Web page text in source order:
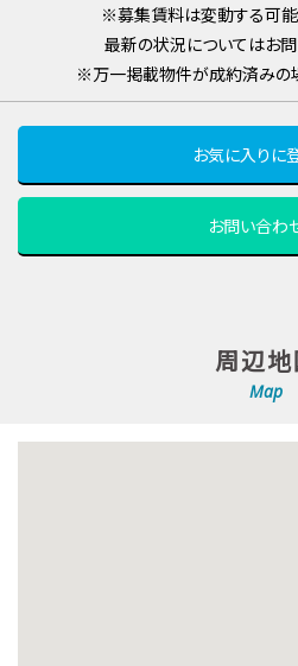
※募集賃料は変動する可能
最新の状況についてはお問
※万一掲載物件が成約済みの
お気に入りに
お問い合わ
周辺地
Map